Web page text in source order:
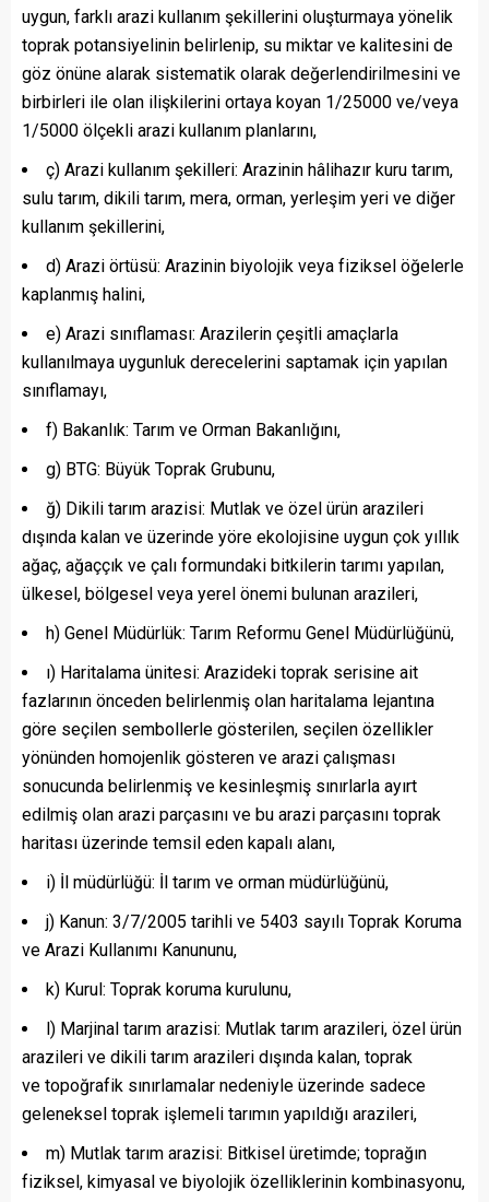
uygun, farklı arazi kullanım şekillerini oluşturmaya yönelik
toprak potansiyelinin belirlenip, su miktar ve kalitesini de
göz önüne alarak sistematik olarak değerlendirilmesini ve
birbirleri ile olan ilişkilerini ortaya koyan 1/25000 ve/veya
1/5000 ölçekli arazi kullanım planlarını,
ç) Arazi kullanım şekilleri: Arazinin hâlihazır kuru tarım,
sulu tarım, dikili tarım, mera, orman, yerleşim yeri ve diğer
kullanım şekillerini,
d) Arazi örtüsü: Arazinin biyolojik veya fiziksel öğelerle
kaplanmış halini,
e) Arazi sınıflaması: Arazilerin çeşitli amaçlarla
kullanılmaya uygunluk derecelerini saptamak için yapılan
sınıflamayı,
f) Bakanlık: Tarım ve Orman Bakanlığını,
g) BTG: Büyük Toprak Grubunu,
ğ) Dikili tarım arazisi: Mutlak ve özel ürün arazileri
dışında kalan ve üzerinde yöre ekolojisine uygun çok yıllık
ağaç, ağaççık ve çalı formundaki bitkilerin tarımı yapılan,
ülkesel, bölgesel veya yerel önemi bulunan arazileri,
h) Genel Müdürlük: Tarım Reformu Genel Müdürlüğünü,
ı) Haritalama ünitesi: Arazideki toprak serisine ait
fazlarının önceden belirlenmiş olan haritalama lejantına
göre seçilen sembollerle gösterilen, seçilen özellikler
yönünden homojenlik gösteren ve arazi çalışması
sonucunda belirlenmiş ve kesinleşmiş sınırlarla ayırt
edilmiş olan arazi parçasını ve bu arazi parçasını toprak
haritası üzerinde temsil eden kapalı alanı,
i) İl müdürlüğü: İl tarım ve orman müdürlüğünü,
j) Kanun: 3/7/2005 tarihli ve 5403 sayılı Toprak Koruma
ve Arazi Kullanımı Kanununu,
k) Kurul: Toprak koruma kurulunu,
l) Marjinal tarım arazisi: Mutlak tarım arazileri, özel ürün
arazileri ve dikili tarım arazileri dışında kalan, toprak
ve topoğrafik sınırlamalar nedeniyle üzerinde sadece
geleneksel toprak işlemeli tarımın yapıldığı arazileri,
m) Mutlak tarım arazisi: Bitkisel üretimde; toprağın
fiziksel, kimyasal ve biyolojik özelliklerinin kombinasyonu,